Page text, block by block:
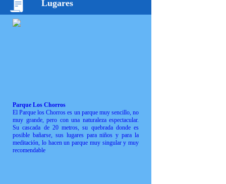
Lugares
Parque Los Chorros
El Parque los Chorros es un parque muy sencillo, no
muy grande, pero con una naturaleza espectacular.
Su cascada de 20 metros, su quebrada donde es
posible bañarse, sus lugares para niños y para la
meditación, lo hacen un parque muy singular y muy
recomendable